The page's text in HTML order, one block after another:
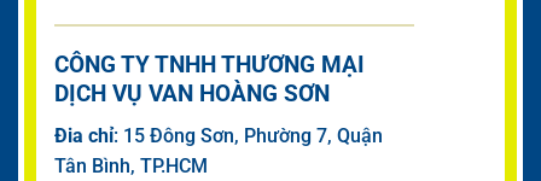
CÔNG TY TNHH THƯƠNG MẠI
DỊCH VỤ VAN HOÀNG SƠN
Đia chỉ: 15 Đông Sơn, Phường 7, Quận
Tân Bình, TP.HCM